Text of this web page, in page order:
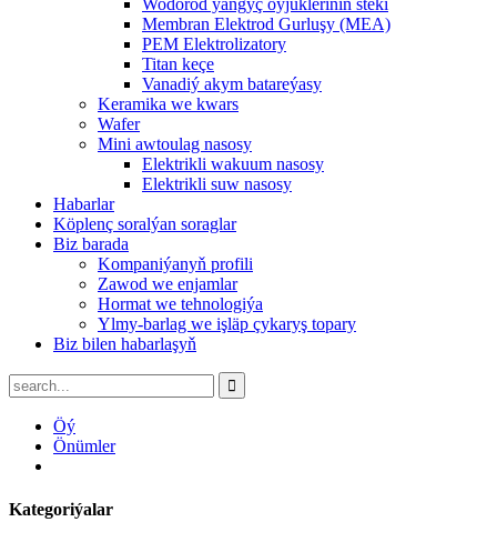
Wodorod ýangyç öýjükleriniň steki
Membran Elektrod Gurluşy (MEA)
PEM Elektrolizatory
Titan keçe
Vanadiý akym batareýasy
Keramika we kwars
Wafer
Mini awtoulag nasosy
Elektrikli wakuum nasosy
Elektrikli suw nasosy
Habarlar
Köplenç soralýan soraglar
Biz barada
Kompaniýanyň profili
Zawod we enjamlar
Hormat we tehnologiýa
Ylmy-barlag we işläp çykaryş topary
Biz bilen habarlaşyň
Öý
Önümler
Kategoriýalar